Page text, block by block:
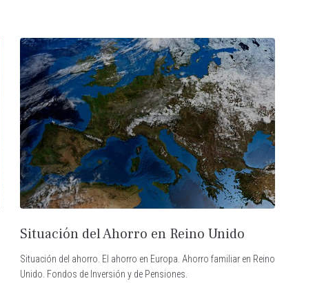
Situación del Ahorro en Reino Unido
Situación del ahorro. El ahorro en Europa. Ahorro familiar en Reino
Unido. Fondos de Inversión y de Pensiones.